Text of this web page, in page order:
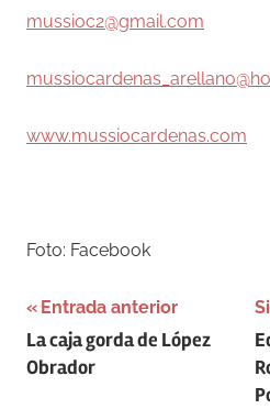
mussioc2@gmail.com
www.mussiocardenas.com
Foto: Facebook
Navegación
de
Entrada anterior
La caja gorda de López
Obrador